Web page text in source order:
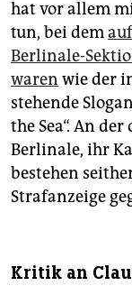
hat vor allem
tun, bei dem
Berlinale-
waren wie der
stehende
the Sea“. An
Berlinale, ihr
bestehen
Strafanzeige
Kritik an